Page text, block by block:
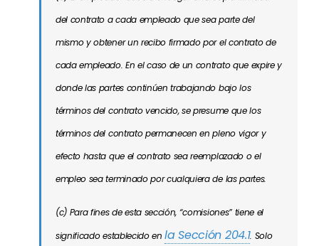
del contrato a cada empleado que sea parte del
mismo y obtener un recibo firmado por el contrato de
cada empleado. En el caso de un contrato que expire y
donde las partes continúen trabajando bajo los
términos del contrato vencido, se presume que los
términos del contrato permanecen en pleno vigor y
efecto hasta que el contrato sea reemplazado o el
empleo sea terminado por cualquiera de las partes.
(c) Para fines de esta sección, “comisiones” tiene el
significado establecido enla Sección 204.1. Solo